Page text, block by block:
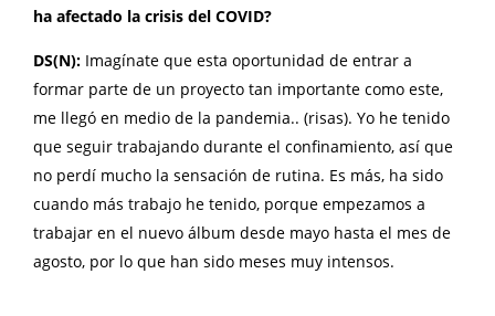
ha afectado la crisis del COVID?
DS(N): Imagínate que esta oportunidad de entrar a
formar parte de un proyecto tan importante como este,
me llegó en medio de la pandemia.. (risas). Yo he tenido
que seguir trabajando durante el confinamiento, así que
no perdí mucho la sensación de rutina. Es más, ha sido
cuando más trabajo he tenido, porque empezamos a
trabajar en el nuevo álbum desde mayo hasta el mes de
agosto, por lo que han sido meses muy intensos.